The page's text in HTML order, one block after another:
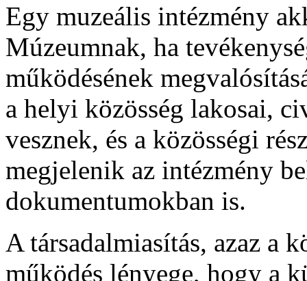
Egy muzeális intézmény
Múzeumnak, ha
működésének
a helyi közösség lakosai,
vesznek, és a közösségi
megjelenik az intézmény
dokumentumokban is.
A társadalmiasítás, azaz a
működés lényege, hogy a